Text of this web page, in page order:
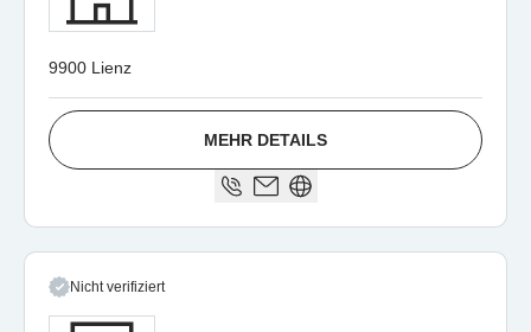
9900 Lienz
MEHR DETAILS
Nicht verifiziert